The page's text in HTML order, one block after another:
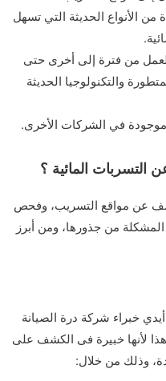
الأنواع الحديثة التي تسهل
من فترة إلى أخرى حتى
والتكنولوجيا الحديثة
في الشركات الأخرى.
المائية ؟
عن مواقع التسريب، وفحص
من جذورها، ومن أبرز
خبراء شركة درة الصيانة
لأنها خبيرة فى الكشف على
وذلك من خلال: